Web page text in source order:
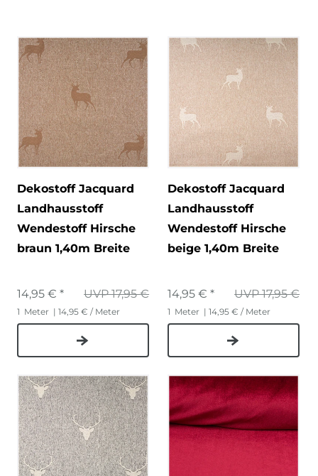
Dekostoff Jacquard
Landhausstoff
Wendestoff Hirsche
braun 1,40m Breite
UVP 17,95 €
14,95 € *
1 Meter | 14,95 € / Meter
Dekostoff Jacquard
Landhausstoff
Wendestoff Hirsche
beige 1,40m Breite
UVP 17,95 €
14,95 € *
1 Meter | 14,95 € / Meter